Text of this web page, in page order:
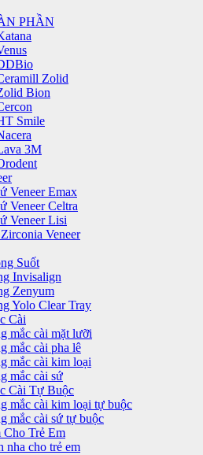
PHẦN
Zolid
Bion
Smile
3M
Veneer Emax
Veneer Celtra
Veneer Lisi
Veneer
Suốt
Invisalign
Zenyum
Yolo Clear Tray
Cài
mắc cài mặt lưỡi
mắc cài pha lê
mắc cài kim loại
mắc cài sứ
Cài Tự Buộc
mắc cài kim loại tự buộc
mắc cài sứ tự buộc
Cho Trẻ Em
nha cho trẻ em